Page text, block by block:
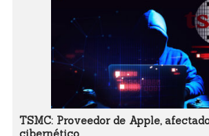
TSMC: Proveedor de Apple,